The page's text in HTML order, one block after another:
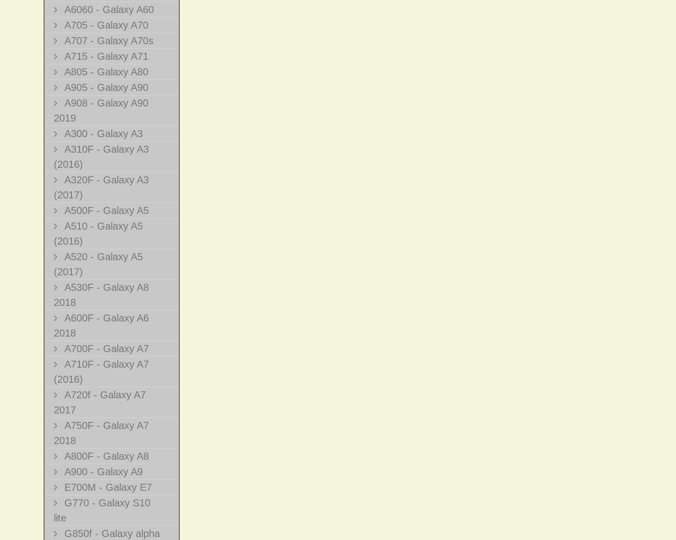
A6060 - Galaxy A60
A705 - Galaxy A70
A707 - Galaxy A70s
A715 - Galaxy A71
A805 - Galaxy A80
A905 - Galaxy A90
A908 - Galaxy A90
2019
A300 - Galaxy A3
A310F - Galaxy A3
(2016)
A320F - Galaxy A3
(2017)
A500F - Galaxy A5
A510 - Galaxy A5
(2016)
A520 - Galaxy A5
(2017)
A530F - Galaxy A8
2018
A600F - Galaxy A6
2018
A700F - Galaxy A7
A710F - Galaxy A7
(2016)
A720f - Galaxy A7
2017
A750F - Galaxy A7
2018
A800F - Galaxy A8
A900 - Galaxy A9
E700M - Galaxy E7
G770 - Galaxy S10
lite
G850f - Galaxy alpha